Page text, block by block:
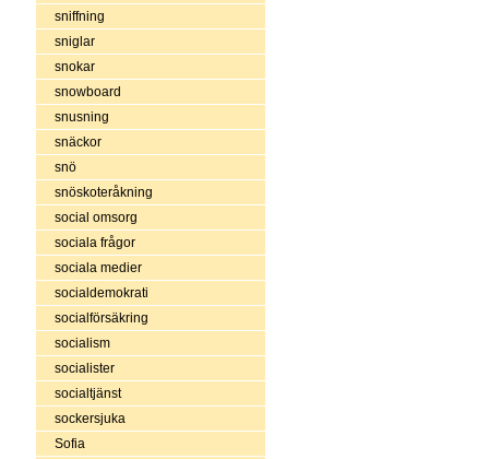
sniffning
sniglar
snokar
snowboard
snusning
snäckor
snö
snöskoteråkning
social omsorg
sociala frågor
sociala medier
socialdemokrati
socialförsäkring
socialism
socialister
socialtjänst
sockersjuka
Sofia